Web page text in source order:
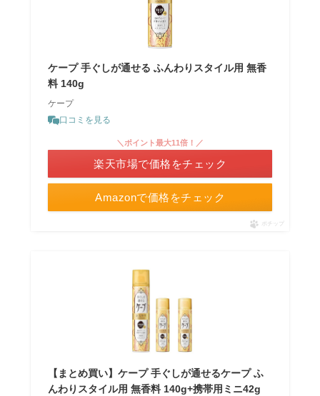
ケープ 手ぐしが通せる ふんわりスタイル用 無香
料 140g
ケープ
口コミを見る
Amazonで価格をチェック
＼ポイント最大11倍！／
楽天市場で価格をチェック
ポチップ
【まとめ買い】ケープ 手ぐしが通せるケープ ふ
んわりスタイル用 無香料 140g+携帯用ミニ42g